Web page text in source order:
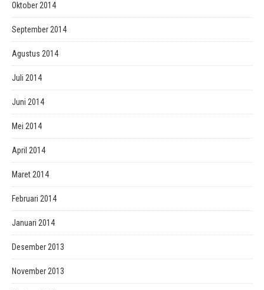
Oktober 2014
September 2014
Agustus 2014
Juli 2014
Juni 2014
Mei 2014
April 2014
Maret 2014
Februari 2014
Januari 2014
Desember 2013
November 2013